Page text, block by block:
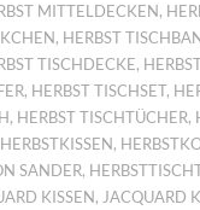
MITTELDECKEN,
, HERBST
TISCHDECKE,
, HERBST TISCHSET,
, HERBST TISCHTÜCHER,
HERBSTKISSEN,
SANDER,
KISSEN, JACQUARD